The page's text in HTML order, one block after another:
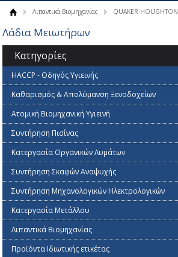
Λιπαντικά Βιομηχανίας QUAKER HOUGHTON
Λάδια Μειωτήρων
Κατηγορίες
HACCP - Οδηγός Υγιεινής
Καθαρισμός & Απολύμανση Ξενοδοχείων
Ατομική Βιομηχανική Υγιεινή
Συντήρηση Πισίνας
Κατεργασία Οργανικών Λυμάτων
Συντήρηση Σκαφών Αναψυχής
Συντήρηση Μηχανολογικών Ηλεκτρολογικών
Κατεργασία Mετάλλου
Λιπαντικά Βιομηχανίας
Προϊόντα Ιδιωτικής ετικέτας